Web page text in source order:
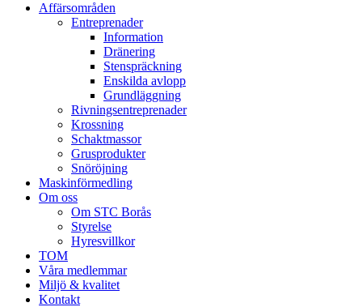
Affärsområden
Entreprenader
Information
Dränering
Stenspräckning
Enskilda avlopp
Grundläggning
Rivningsentreprenader
Krossning
Schaktmassor
Grusprodukter
Snöröjning
Maskinförmedling
Om oss
Om STC Borås
Styrelse
Hyresvillkor
TOM
Våra medlemmar
Miljö & kvalitet
Kontakt